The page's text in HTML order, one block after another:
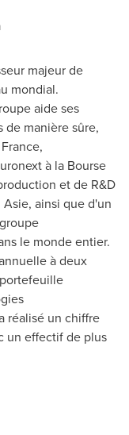
majeur de
mondial.
aide ses
manière sûre,
France,
à la Bourse
et de R&D
ainsi que d'un
le monde entier.
à deux
réalisé un chiffre
un effectif de plus